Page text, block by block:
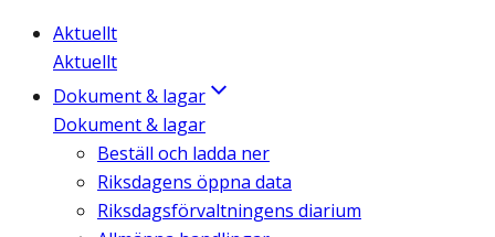
Aktuellt
Aktuellt
Dokument & lagar
Dokument & lagar
Beställ och ladda ner
Riksdagens öppna data
Riksdagsförvaltningens diarium